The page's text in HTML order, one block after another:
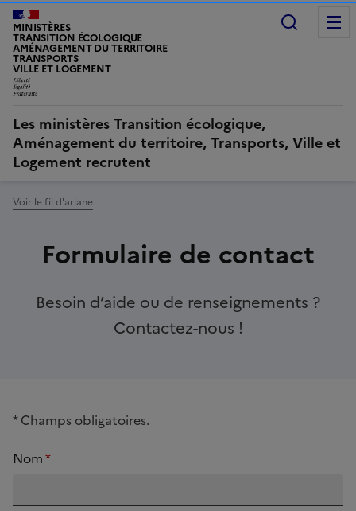
MINISTÈRES
TRANSITION ÉCOLOGIQUE
AMÉNAGEMENT DU TERRITOIRE
TRANSPORTS
VILLE ET LOGEMENT
Les ministères Transition écologique,
Aménagement du territoire, Transports, Ville et
Logement recrutent
Voir le fil d'ariane
Formulaire de contact
Besoin d’aide ou de renseignements ?
Contactez-nous !
*Champs obligatoires.
Nom*